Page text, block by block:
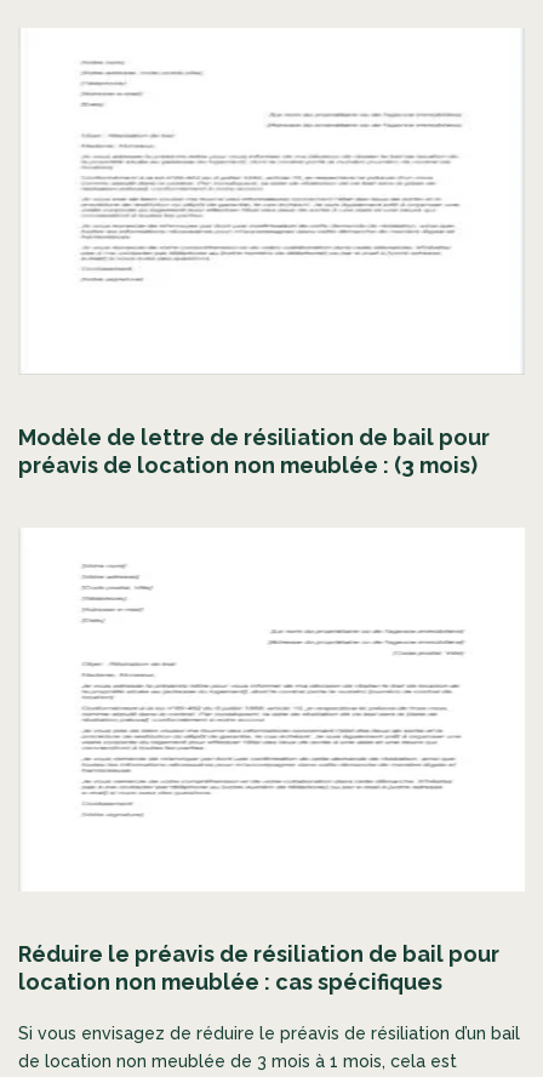
Modèle de lettre de résiliation de bail pour
préavis de location non meublée : (3 mois)
Réduire le préavis de résiliation de bail pour
location non meublée : cas spécifiques
Si vous envisagez de réduire le préavis de résiliation d’un bail
de location non meublée de 3 mois à 1 mois, cela est